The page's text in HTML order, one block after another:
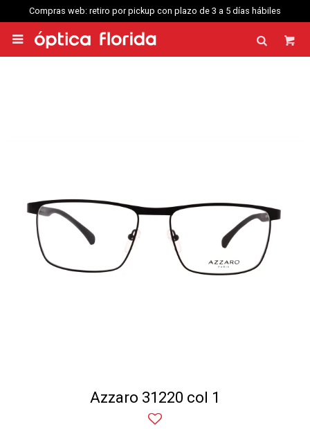
Compras web: retiro por pickup con plazo de 3 a 5 días hábiles

Azzaro 31220 col 1